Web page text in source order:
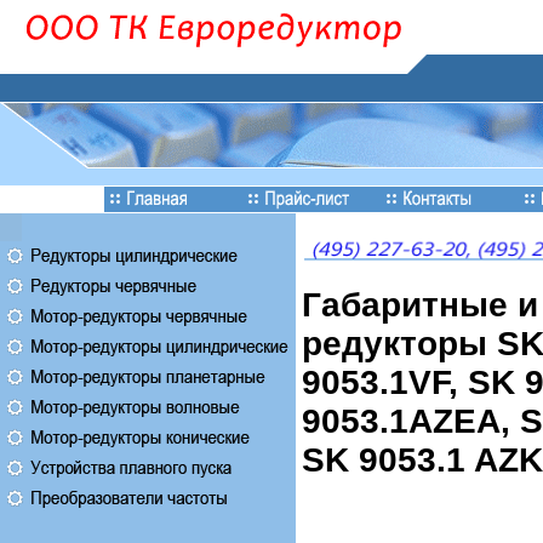
Габаритные
редукторы
9053.1VF, SK
9053.1AZEA,
SK 9053.1 AZK